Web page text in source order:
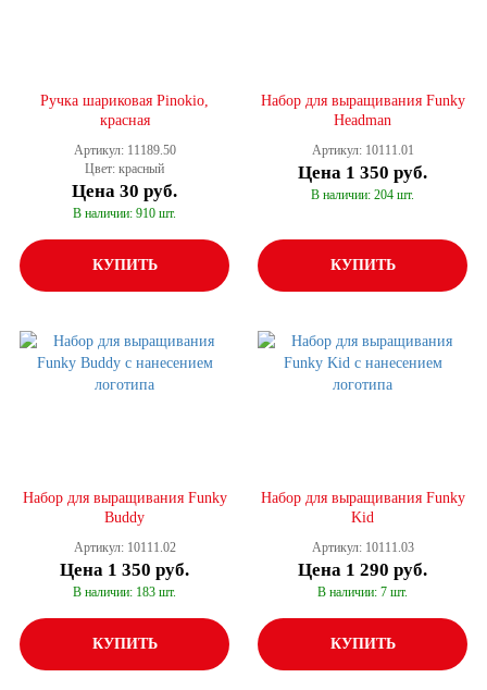
Ручка шариковая Pinokio,
красная
Артикул: 11189.50
Цвет: красный
Цена 30 руб.
В наличии: 910 шт.
КУПИТЬ
Набор для выращивания Funky
Headman
Артикул: 10111.01
Цена 1 350 руб.
В наличии: 204 шт.
КУПИТЬ
Набор для выращивания Funky
Buddy
Артикул: 10111.02
Цена 1 350 руб.
В наличии: 183 шт.
КУПИТЬ
Набор для выращивания Funky
Kid
Артикул: 10111.03
Цена 1 290 руб.
В наличии: 7 шт.
КУПИТЬ